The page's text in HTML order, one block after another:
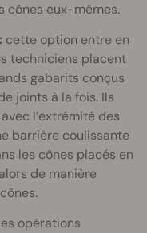
cônes eux-mêmes.
cette option entre en
techniciens placent
gabarits conçus
joints à la fois. Ils
l’extrémité des
barrière coulissante
les cônes placés en
de manière
opérations